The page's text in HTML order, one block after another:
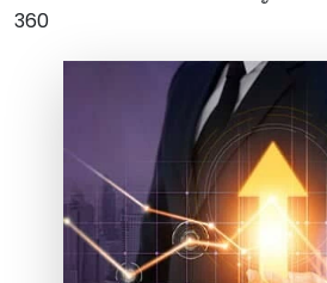
360